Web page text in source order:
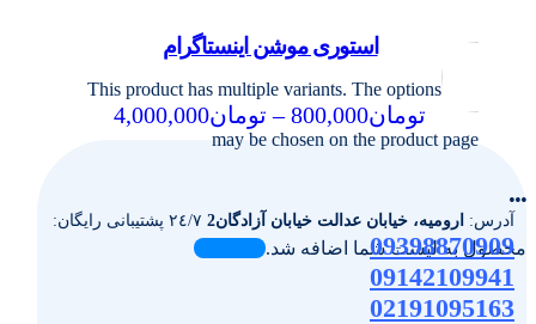
استوری موشن اینستاگرام
تومان800,000
– تومان4,000,000
This product has multiple variants. The options
may be chosen on the product page
...
محصول به لیست شما اضافه شد.
آدرس: ارومیه، خیابان عدالت خیابان آزادگان2 ٢٤/٧ پشتیبانی رایگان:
09398870909
09142109941
02191095163